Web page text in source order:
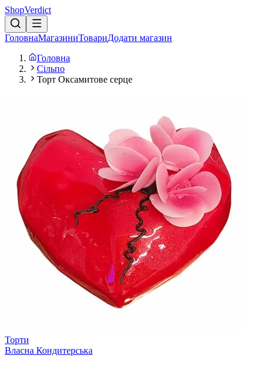
ShopVerdict
ГоловнаМагазиниТовариДодати магазин
Головна
Сільпо
Торт Оксамитове серце
Торти
Власна Кондитерська